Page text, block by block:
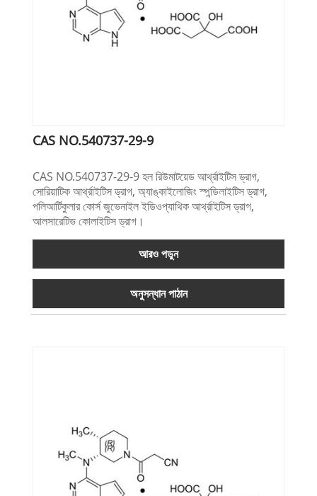
CAS NO.540737-29-9
CAS NO.540737-29-9 হল রিউমাটয়েড আর্থ্রাইটিস ড্রাগ,
সোরিয়াটিক আর্থ্রাইটিস ড্রাগ, অ্যাঙ্কাইলোজিং স্পন্ডিলাইটিস ড্রাগ,
পলিআর্টিকুলার কোর্স জুভেনাইল ইডিওপ্যাথিক আর্থ্রাইটিস ড্রাগ,
আলসারেটিভ কোলাইটিস ড্রাগ।
আরও পড়ুন
অনুসন্ধান পাঠান